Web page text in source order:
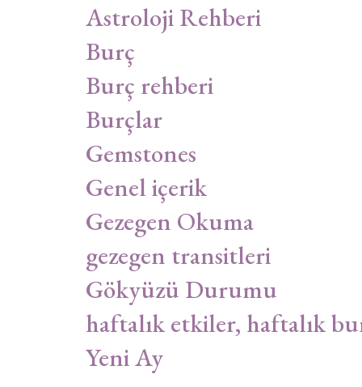
Astroloji Rehberi
Burç
Burç rehberi
Burçlar
Gemstones
Genel içerik
Gezegen Okuma
gezegen transitleri
Gökyüzü Durumu
haftalık etkiler, haftalık
Yeni Ay